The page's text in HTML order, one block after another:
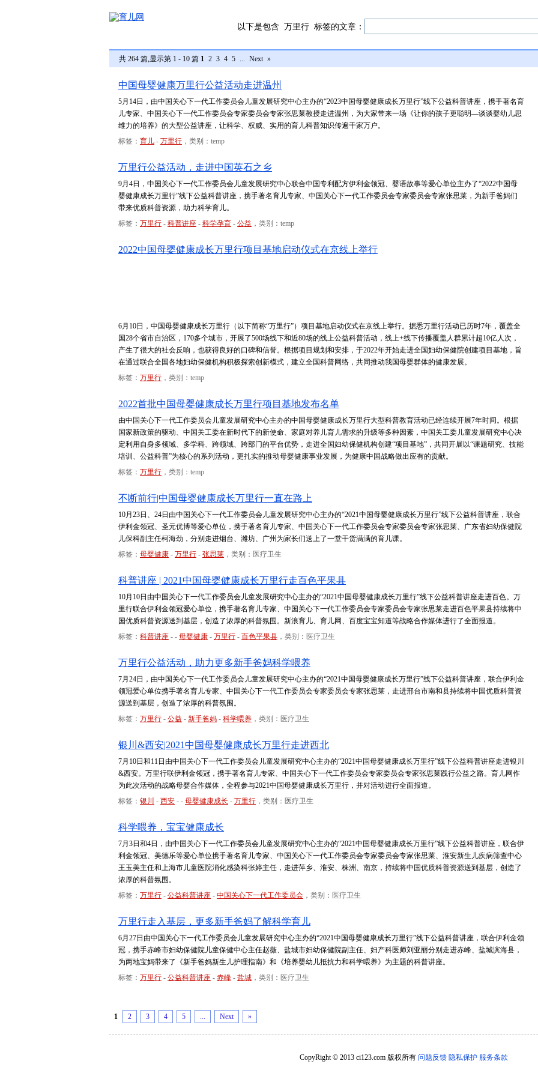
以下是包含 万里行 标签的文章：
共 264 篇,显示第 1 - 10 篇 1 2 3 4 5 ... Next »
中国母婴健康万里行公益活动走进温州
5月14日，由中国关心下一代工作委员会儿童发展研究中心主办的“2023中国母婴健康成长万里行”线下公益科普讲座，携手著名育
儿专家、中国关心下一代工作委员会专家委员会专家张思莱教授走进温州，为大家带来一场《让你的孩子更聪明—谈谈婴幼儿思
维力的培养》的大型公益讲座，让科学、权威、实用的育儿科普知识传遍千家万户。
标签： 育儿 - 万里行 ，类别：temp
万里行公益活动，走进中国英石之乡
9月4日，中国关心下一代工作委员会儿童发展研究中心联合中国专利配方伊利金领冠、婴语故事等爱心单位主办了“2022中国母
婴健康成长万里行”线下公益科普讲座，携手著名育儿专家、中国关心下一代工作委员会专家委员会专家张思莱，为新手爸妈们
带来优质科普资源，助力科学育儿。
标签： 万里行 - 科普讲座 - 科学孕育 - 公益 ，类别：temp
2022中国母婴健康成长万里行项目基地启动仪式在京线上举行
6月10日，中国母婴健康成长万里行（以下简称“万里行”）项目基地启动仪式在京线上举行。据悉万里行活动已历时7年，覆盖全
国28个省市自治区，170多个城市，开展了500场线下和近80场的线上公益科普活动，线上+线下传播覆盖人群累计超10亿人次，
产生了很大的社会反响，也获得良好的口碑和信誉。根据项目规划和安排，于2022年开始走进全国妇幼保健院创建项目基地，旨
在通过联合全国各地妇幼保健机构积极探索创新模式，建立全国科普网络，共同推动我国母婴群体的健康发展。
标签： 万里行 ，类别：temp
2022首批中国母婴健康成长万里行项目基地发布名单
由中国关心下一代工作委员会儿童发展研究中心主办的中国母婴健康成长万里行大型科普教育活动已经连续开展7年时间。根据
国家新政策的驱动、中国关工委在新时代下的新使命、家庭对养儿育儿需求的升级等多种因素，中国关工委儿童发展研究中心决
定利用自身多领域、多学科、跨领域、跨部门的平台优势，走进全国妇幼保健机构创建“项目基地”，共同开展以“课题研究、技能
培训、公益科普”为核心的系列活动，更扎实的推动母婴健康事业发展，为健康中国战略做出应有的贡献。
标签： 万里行 ，类别：temp
不断前行|中国母婴健康成长万里行一直在路上
10月23日、24日由中国关心下一代工作委员会儿童发展研究中心主办的“2021中国母婴健康成长万里行”线下公益科普讲座，联合
伊利金领冠、圣元优博等爱心单位，携手著名育儿专家、中国关心下一代工作委员会专家委员会专家张思莱、广东省妇幼保健院
儿保科副主任柯海劲，分别走进烟台、潍坊、广州为家长们送上了一堂干货满满的育儿课。
标签： 母婴健康 - 万里行 - 张思莱 ，类别：医疗卫生
科普讲座 | 2021中国母婴健康成长万里行走百色平果县
10月10日由中国关心下一代工作委员会儿童发展研究中心主办的“2021中国母婴健康成长万里行”线下公益科普讲座走进百色。万
里行联合伊利金领冠爱心单位，携手著名育儿专家、中国关心下一代工作委员会专家委员会专家张思莱走进百色平果县持续将中
国优质科普资源送到基层，创造了浓厚的科普氛围。新浪育儿、育儿网、百度宝宝知道等战略合作媒体进行了全面报道。
标签： 科普讲座 - - 母婴健康 - 万里行 - 百色平果县 ，类别：医疗卫生
万里行公益活动，助力更多新手爸妈科学喂养
7月24日，由中国关心下一代工作委员会儿童发展研究中心主办的“2021中国母婴健康成长万里行”线下公益科普讲座，联合伊利金
领冠爱心单位携手著名育儿专家、中国关心下一代工作委员会专家委员会专家张思莱，走进邢台市南和县持续将中国优质科普资
源送到基层，创造了浓厚的科普氛围。
标签： 万里行 - 公益 - 新手爸妈 - 科学喂养 ，类别：医疗卫生
银川&西安|2021中国母婴健康成长万里行走进西北
7月10日和11日由中国关心下一代工作委员会儿童发展研究中心主办的“2021中国母婴健康成长万里行”线下公益科普讲座走进银川
&西安。万里行联伊利金领冠，携手著名育儿专家、中国关心下一代工作委员会专家委员会专家张思莱践行公益之路。育儿网作
为此次活动的战略母婴合作媒体，全程参与2021中国母婴健康成长万里行，并对活动进行全面报道。
标签： 银川 - 西安 - - 母婴健康成长 - 万里行 ，类别：医疗卫生
科学喂养，宝宝健康成长
7月3日和4日，由中国关心下一代工作委员会儿童发展研究中心主办的“2021中国母婴健康成长万里行”线下公益科普讲座，联合伊
利金领冠、美德乐等爱心单位携手著名育儿专家、中国关心下一代工作委员会专家委员会专家张思莱、淮安新生儿疾病筛查中心
王玉美主任和上海市儿童医院消化感染科张婷主任，走进萍乡、淮安、株洲、南京，持续将中国优质科普资源送到基层，创造了
浓厚的科普氛围。
标签： 万里行 - 公益科普讲座 - 中国关心下一代工作委员会 ，类别：医疗卫生
万里行走入基层，更多新手爸妈了解科学育儿
6月27日由中国关心下一代工作委员会儿童发展研究中心主办的“2021中国母婴健康成长万里行”线下公益科普讲座，联合伊利金领
冠，携手赤峰市妇幼保健院儿童保健中心主任赵薇、盐城市妇幼保健院副主任、妇产科医师刘亚丽分别走进赤峰、盐城滨海县，
为两地宝妈带来了《新手爸妈新生儿护理指南》和《培养婴幼儿抵抗力和科学喂养》为主题的科普讲座。
标签： 万里行 - 公益科普讲座 - 赤峰 - 盐城 ，类别：医疗卫生
1 2 3 4 5 ... Next »
CopyRight © 2013 ci123.com 版权所有 问题反馈 隐私保护 服务条款